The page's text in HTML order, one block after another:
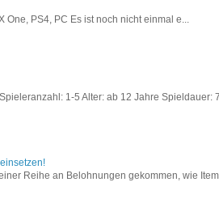
PS4, PC Es ist noch nicht einmal e...
1-5 Alter: ab 12 Jahre Spieldauer:
Reihe an Belohnungen gekommen, wie